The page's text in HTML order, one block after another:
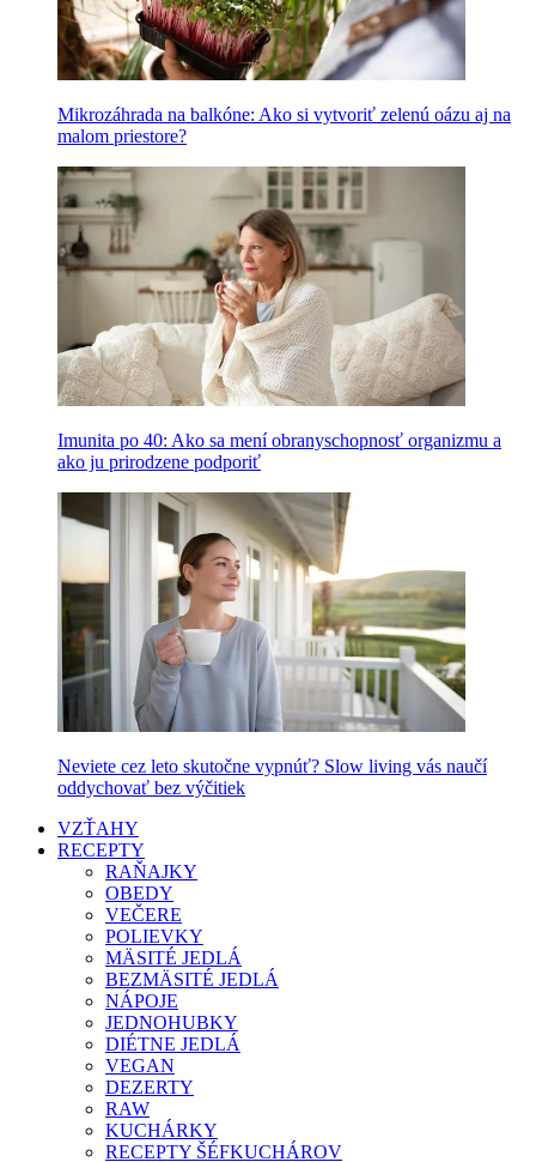
Mikrozáhrada na balkóne: Ako si vytvoriť zelenú oázu aj na
malom priestore?
Imunita po 40: Ako sa mení obranyschopnosť organizmu a
ako ju prirodzene podporiť
Neviete cez leto skutočne vypnúť? Slow living vás naučí
oddychovať bez výčitiek
VZŤAHY
RECEPTY
RAŇAJKY
OBEDY
VEČERE
POLIEVKY
MÄSITÉ JEDLÁ
BEZMÄSITÉ JEDLÁ
NÁPOJE
JEDNOHUBKY
DIÉTNE JEDLÁ
VEGAN
DEZERTY
RAW
KUCHÁRKY
RECEPTY ŠÉFKUCHÁROV